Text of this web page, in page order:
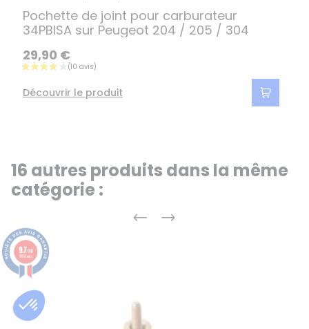
Pochette de joint pour carburateur
34PBISA sur Peugeot 204 / 205 / 304
29,90 €
Découvrir le produit
16 autres produits dans la même
catégorie :
Précédent
Suivant
9.7/10
8158 avis